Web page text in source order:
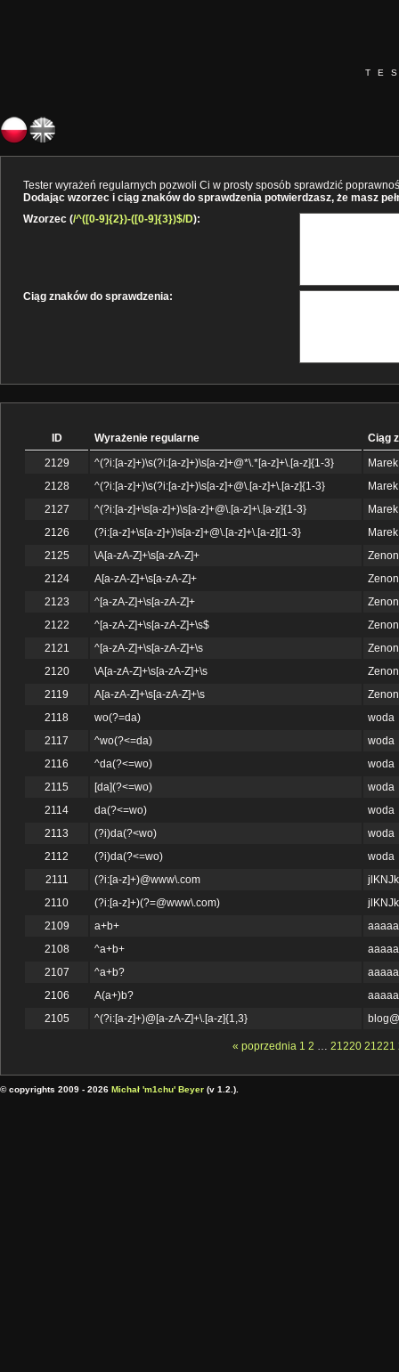
Tester wyrażeń regularnych pozwoli Ci w prosty sposób sprawdzić
Dodając wzorzec i ciąg znaków do sprawdzenia potwierdzasz, że masz
Wzorzec (/^([0-9]{2})-([0-9]{3})$/D):
Ciąg znaków do sprawdzenia:
ID Wyrażenie regularne
Ciąg
2129
^(?i:[a-z]+)\s(?i:[a-z]+)\s[a-z]+@*\.*[a-z]+\.[a-z]{1-3}
2128
^(?i:[a-z]+)\s(?i:[a-z]+)\s[a-z]+@\.[a-z]+\.[a-z]{1-3}
2127
^(?i:[a-z]+\s[a-z]+)\s[a-z]+@\.[a-z]+\.[a-z]{1-3}
2126
(?i:[a-z]+\s[a-z]+)\s[a-z]+@\.[a-z]+\.[a-z]{1-3}
2125
\A[a-zA-Z]+\s[a-zA-Z]+
2124
A[a-zA-Z]+\s[a-zA-Z]+
2123
^[a-zA-Z]+\s[a-zA-Z]+
2122
^[a-zA-Z]+\s[a-zA-Z]+\s$
2121
^[a-zA-Z]+\s[a-zA-Z]+\s
2120
\A[a-zA-Z]+\s[a-zA-Z]+\s
2119
A[a-zA-Z]+\s[a-zA-Z]+\s
2118
wo(?=da)
woda
2117
^wo(?<=da)
woda
2116
^da(?<=wo)
woda
2115
[da](?<=wo)
woda
2114
da(?<=wo)
woda
2113
(?i)da(?<wo)
woda
2112
(?i)da(?<=wo)
woda
2111
(?i:[a-z]+)@www\.com
2110
(?i:[a-z]+)(?=@www\.com)
2109
a+b+
2108
^a+b+
2107
^a+b?
2106
A(a+)b?
2105
^(?i:[a-z]+)@[a-zA-Z]+\.[a-z]{1,3}
« poprzednia 1 2 … 21220 21221
© copyrights 2009 - 2026 Michał 'm1chu' Beyer (v 1.2.).